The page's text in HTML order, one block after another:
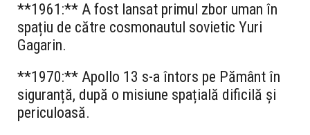
**1961:** A fost lansat primul zbor uman în
spațiu de către cosmonautul sovietic Yuri
Gagarin.
**1970:** Apollo 13 s-a întors pe Pământ în
siguranță, după o misiune spațială dificilă și
periculoasă.